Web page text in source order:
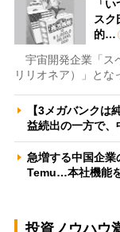
「
スク
的…
宇宙開発企業「ス
リリオネア）」とな
【3メガバンクは
益続出の一方で
急増する中国企
Temu…本社機能
投資ノウハウ